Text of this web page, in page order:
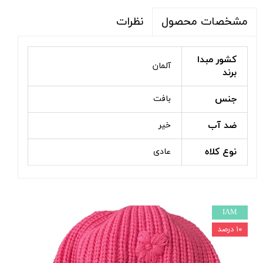
مشخصات محصول نظرات
کشور مبدا
برند
آلمان
جنس بافت
ضد آب خیر
نوع کلاه عادی
IAM
۱۰ درصد